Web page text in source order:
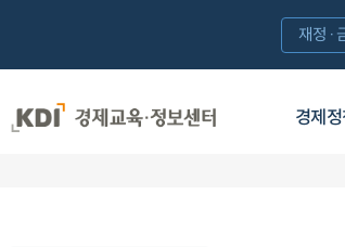
경제
재정·